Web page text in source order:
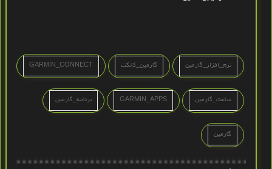
نرم_افزار_گارمین گارمین_کانکت GARMIN_CONNECT
ساعت_گارمین GARMIN_APPS برنامه_گارمین
گارمین